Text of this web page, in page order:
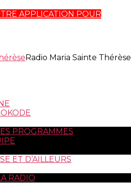
APPLICATION POUR
Radio Maria Sainte Thérèse
PROGRAMMES
ET D’AILLEURS
RADIO